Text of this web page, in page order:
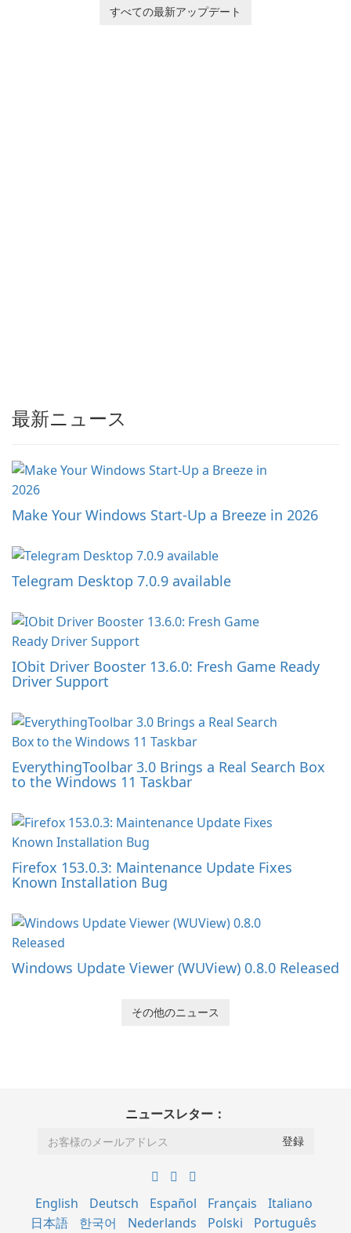
designed to help you
すべての最新アップデート
最新ニュース
Make Your Windows Start-Up a Breeze in 2026
Telegram Desktop 7.0.9 available
IObit Driver Booster 13.6.0: Fresh Game Ready
Driver Support
EverythingToolbar 3.0 Brings a Real Search Box
to the Windows 11 Taskbar
Firefox 153.0.3: Maintenance Update Fixes
Known Installation Bug
Windows Update Viewer (WUView) 0.8.0 Released
その他のニュース
ニュースレター：
English Deutsch Español Français
Italiano
日本語
한국어 Nederlands Polski Português